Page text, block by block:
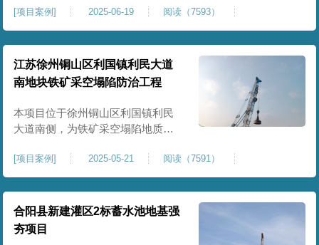
积约 20000 平方米，采用满场强夯
加固方式改善场地工程地质条件，
有效提高地基承载力、控制不均匀
沉降，满足变电站各类构支架、电
气设备及配套设施建设标准。本项
目是嵩县重要电力基础设施，投运
后优化区域电网布局，增强当
[项目案例] 2025-06-19 阅读（7593）
江苏徐州铜山区利国镇利民大道
南地块铁矿采空塌陷防治工程
本项目位于徐州铜山区利国镇利民
大道南侧，为铁矿采空塌陷地质灾
35000㎡。针对区域铁矿开采遗留的
地层松散、裂隙发育、塌陷沉降等
隐患，采用强夯工艺加固场地地
基，消除采空地质风险，提升场地
整体稳定性与承载力，彻底改善地
块建设条件，实现矿区地质灾害治
[项目案例] 2025-05-21 阅读（7591）
合阳县新建灌区2标蓄水池地基强
夯项目